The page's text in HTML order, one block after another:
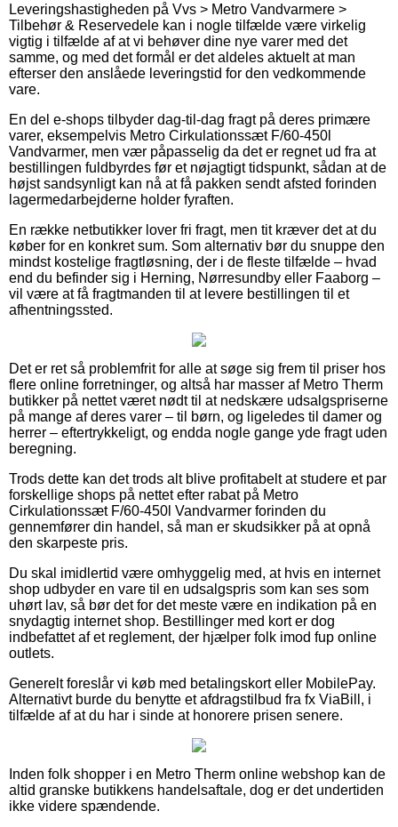
Leveringshastigheden på Vvs > Metro Vandvarmere >
Tilbehør & Reservedele kan i nogle tilfælde være virkelig
vigtig i tilfælde af at vi behøver dine nye varer med det
samme, og med det formål er det aldeles aktuelt at man
efterser den anslåede leveringstid for den vedkommende
vare.
En del e-shops tilbyder dag-til-dag fragt på deres primære
varer, eksempelvis Metro Cirkulationssæt F/60-450l
Vandvarmer, men vær påpasselig da det er regnet ud fra at
bestillingen fuldbyrdes før et nøjagtigt tidspunkt, sådan at de
højst sandsynligt kan nå at få pakken sendt afsted forinden
lagermedarbejderne holder fyraften.
En række netbutikker lover fri fragt, men tit kræver det at du
køber for en konkret sum. Som alternativ bør du snuppe den
mindst kostelige fragtløsning, der i de fleste tilfælde – hvad
end du befinder sig i Herning, Nørresundby eller Faaborg –
vil være at få fragtmanden til at levere bestillingen til et
afhentningssted.
Det er ret så problemfrit for alle at søge sig frem til priser hos
flere online forretninger, og altså har masser af Metro Therm
butikker på nettet været nødt til at nedskære udsalgspriserne
på mange af deres varer – til børn, og ligeledes til damer og
herrer – eftertrykkeligt, og endda nogle gange yde fragt uden
beregning.
Trods dette kan det trods alt blive profitabelt at studere et par
forskellige shops på nettet efter rabat på Metro
Cirkulationssæt F/60-450l Vandvarmer forinden du
gennemfører din handel, så man er skudsikker på at opnå
den skarpeste pris.
Du skal imidlertid være omhyggelig med, at hvis en internet
shop udbyder en vare til en udsalgspris som kan ses som
uhørt lav, så bør det for det meste være en indikation på en
snydagtig internet shop. Bestillinger med kort er dog
indbefattet af et reglement, der hjælper folk imod fup online
outlets.
Generelt foreslår vi køb med betalingskort eller MobilePay.
Alternativt burde du benytte et afdragstilbud fra fx ViaBill, i
tilfælde af at du har i sinde at honorere prisen senere.
Inden folk shopper i en Metro Therm online webshop kan de
altid granske butikkens handelsaftale, dog er det undertiden
ikke videre spændende.